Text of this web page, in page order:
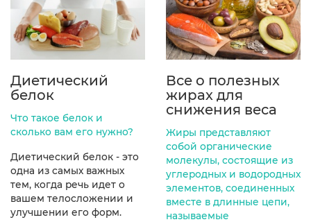
Диетический
белок
Что такое белок и
сколько вам его нужно?
Диетический белок - это
одна из самых важных
тем, когда речь идет о
вашем телосложении и
улучшении его форм.
Все о полезных
жирах для
снижения веса
Жиры представляют
собой органические
молекулы, состоящие из
углеродных и водородных
элементов, соединенных
вместе в длинные цепи,
называемые